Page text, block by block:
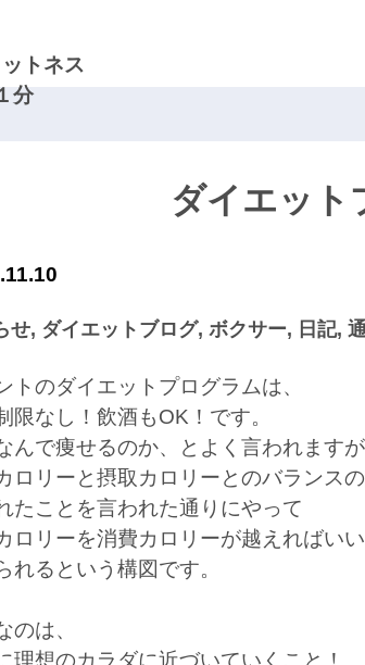
トネス
分
ダイエット
せ, ダイエットブログ, ボクサー, 日記,
トのダイエットプログラムは、
限なし！飲酒もOK！です。
んで痩せるのか、とよく言われますが
ロリーと摂取カロリーとのバランスの
たことを言われた通りにやって
ロリーを消費カロリーが越えればいい
れるという構図です。
のは、
理想のカラダに近づいていくこと！